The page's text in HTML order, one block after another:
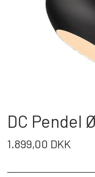
MODUL
KØKKEN/
DC Pendel
1.899,00 DKK